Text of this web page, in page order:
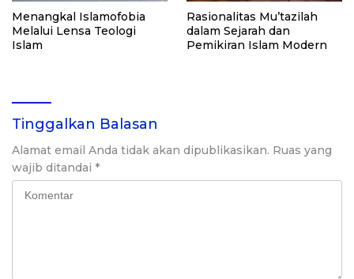
Menangkal Islamofobia
Melalui Lensa Teologi
Islam
Rasionalitas Mu’tazilah
dalam Sejarah dan
Pemikiran Islam Modern
Tinggalkan Balasan
Alamat email Anda tidak akan dipublikasikan. Ruas yang
wajib ditandai *